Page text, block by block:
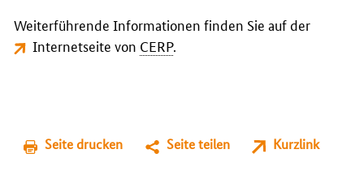
Weiterführende Informationen finden Sie auf der
Internetseite von CERP.
Seite drucken Seite teilen Kurzlink